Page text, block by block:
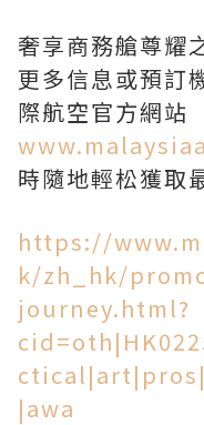
奢享商務艙尊耀
更多信息或預訂
際航空官方網站
時隨地輕松獲取
https://
k/zh_hk/
journey.html?
|awa